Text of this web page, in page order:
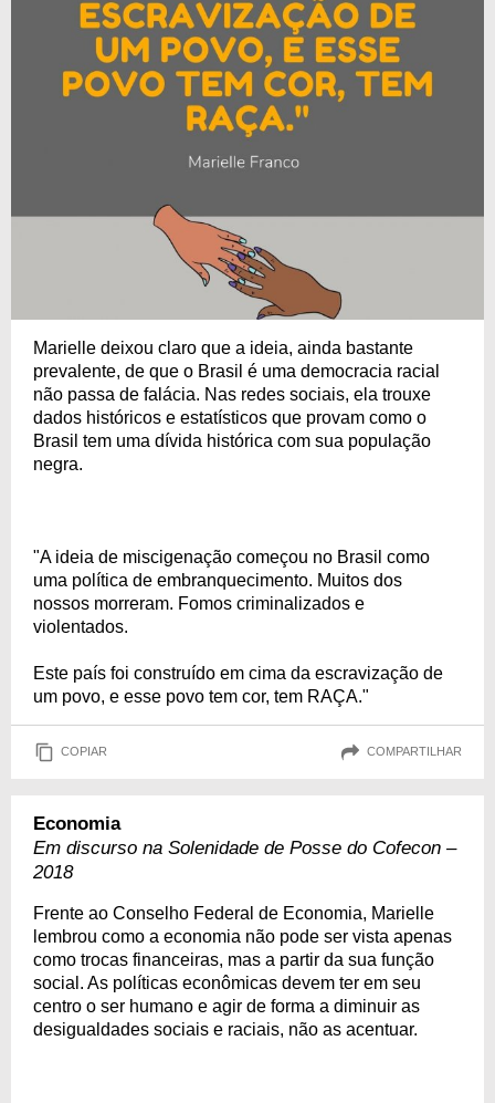
Marielle deixou claro que a ideia, ainda bastante
prevalente, de que o Brasil é uma democracia racial
não passa de falácia. Nas redes sociais, ela trouxe
dados históricos e estatísticos que provam como o
Brasil tem uma dívida histórica com sua população
negra.
"A ideia de miscigenação começou no Brasil como
uma política de embranquecimento. Muitos dos
nossos morreram. Fomos criminalizados e
violentados.
Este país foi construído em cima da escravização de
um povo, e esse povo tem cor, tem RAÇA."
COPIAR COMPARTILHAR
Economia
Em discurso na Solenidade de Posse do Cofecon –
2018
Frente ao Conselho Federal de Economia, Marielle
lembrou como a economia não pode ser vista apenas
como trocas financeiras, mas a partir da sua função
social. As políticas econômicas devem ter em seu
centro o ser humano e agir de forma a diminuir as
desigualdades sociais e raciais, não as acentuar.